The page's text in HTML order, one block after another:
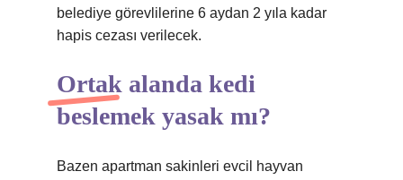
belediye görevlilerine 6 aydan 2 yıla kadar
hapis cezası verilecek.
Ortak alanda kedi
beslemek yasak mı?
Bazen apartman sakinleri evcil hayvan